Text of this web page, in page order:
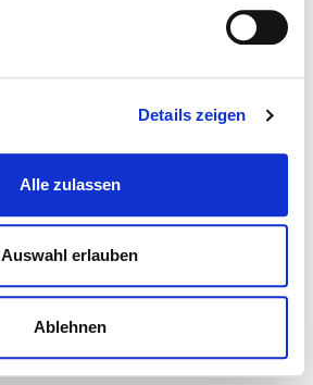
Details zeigen
Alle zulassen
Auswahl erlauben
Ablehnen